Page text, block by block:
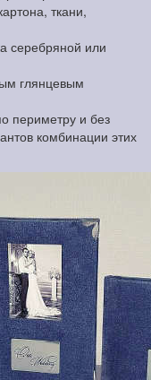
ткани,
серебряной или
глянцевым
периметру и без
комбинации этих